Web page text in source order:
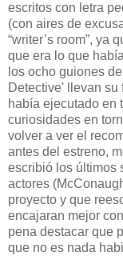
escritos con letra
(con aires de
“writer’s room”, ya
que era lo que
los ocho guiones
Detective' llevan su
había ejecutado en
curiosidades en
volver a ver el
antes del estreno,
escribió los últimos
actores
proyecto y que
encajaran mejor
pena destacar que
que no es nada